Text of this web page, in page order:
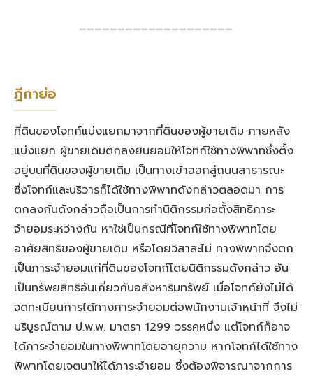
━━━━━━━━━━━━━━━━━━━━
ฎีกาย่อ
ที่ดินของโจทก์แบ่งแยกมาจากที่ดินของผู้ขายเดิม ภายหลัง
แบ่งแยก ผู้ขายเดิมตกลงยินยอมให้โจทก์ใช้ทางพิพาทซึ่งตั้ง
อยู่บนที่ดินของผู้ขายเดิม เป็นทางเข้าออกสู่ถนนสาธารณะ
ซึ่งโจทก์และบริวารก็ได้ใช้ทางพิพาทดังกล่าวตลอดมา การ
ตกลงกันดังกล่าวถือเป็นการทำนิติกรรมก่อตั้งสิทธิภาระ
จำยอมระหว่างกัน หาใช่เป็นกรณีที่โจทก์ใช้ทางพิพาทโดย
อาศัยสิทธิของผู้ขายเดิม หรือโดยวิสาสะไม่ ทางพิพาทจึงตก
เป็นภาระจำยอมแก่ที่ดินของโจทก์โดยนิติกรรมดังกล่าว อัน
เป็นทรัพยสิทธิอันเกี่ยวกับอสังหาริมทรัพย์ เมื่อโจทก์ยังไม่ได้
จดทะเบียนการได้ทางภาระจำยอมต่อพนักงานเจ้าหน้าที่ จึงไม่
บริบูรณ์ตาม ป.พ.พ. มาตรา 1299 วรรคหนึ่ง แต่โจทก์ก็อาจ
ได้ภาระจำยอมในทางพิพาทโดยอายุความ หากโจทก์ได้ใช้ทาง
พิพาทโดยเจตนาให้ได้ภาระจำยอม ซึ่งต้องพิจารณาจากการ